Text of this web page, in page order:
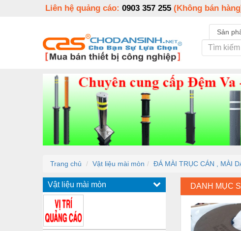
Liên hệ quảng cáo: 0903 357 255 (Không bán
Sản
Trang chủ Vật liệu mài mòn ĐÁ MÀI TRỤC CÁN , MÀI
Vật liệu mài mòn DANH MỤC